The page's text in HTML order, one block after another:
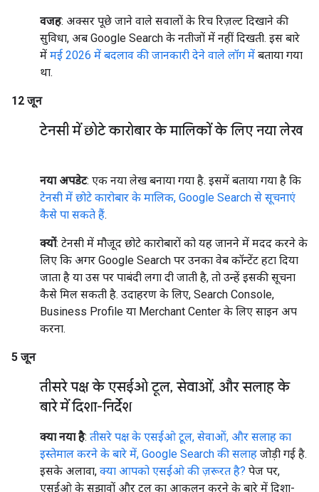
वजह: अक्सर पूछे जाने वाले सवालों के रिच रिज़ल्ट दिखाने की
सुविधा, अब Google Search के नतीजों में नहीं दिखती. इस बारे
में मई 2026 में बदलाव की जानकारी देने वाले लॉग में बताया गया
था.
12 जून
टेनसी में छोटे कारोबार के मालिकों के लिए नया लेख
नया अपडेट: एक नया लेख बनाया गया है. इसमें बताया गया है कि
टेनसी में छोटे कारोबार के मालिक, Google Search से सूचनाएं
कैसे पा सकते हैं.
क्यों: टेनसी में मौजूद छोटे कारोबारों को यह जानने में मदद करने के
लिए कि अगर Google Search पर उनका वेब कॉन्टेंट हटा दिया
जाता है या उस पर पाबंदी लगा दी जाती है, तो उन्हें इसकी सूचना
कैसे मिल सकती है. उदाहरण के लिए, Search Console,
Business Profile या Merchant Center के लिए साइन अप
करना.
5 जून
तीसरे पक्ष के एसईओ टूल, सेवाओं, और सलाह के
बारे में दिशा-निर्देश
क्या नया है: तीसरे पक्ष के एसईओ टूल, सेवाओं, और सलाह का
इस्तेमाल करने के बारे में, Google Search की सलाह जोड़ी गई है.
इसके अलावा, क्या आपको एसईओ की ज़रूरत है? पेज पर,
एसईओ के सुझावों और टूल का आकलन करने के बारे में दिशा-